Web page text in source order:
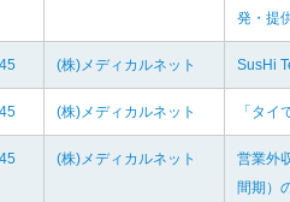
発・提
(株)メディカルネット SusHi
(株)メディカルネット 「タ
(株)メディカルネット
営業外
間期）